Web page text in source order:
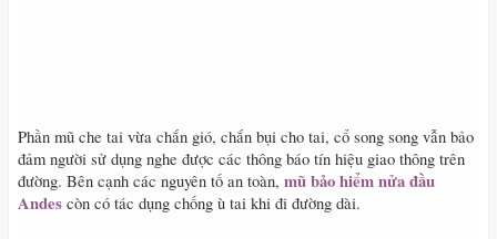
Phần mũ che tai vừa chắn gió, chắn bụi cho tai, cổ song song vẫn bảo
đảm người sử dụng nghe được các thông báo tín hiệu giao thông trên
đường. Bên cạnh các nguyên tố an toàn, mũ bảo hiểm nửa đầu
Andes còn có tác dụng chống ù tai khi đi đường dài.